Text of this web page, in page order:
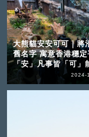
大熊貓安安可可｜將
舊名字 寓意香港穩定
「安」凡事皆「可」
2024-